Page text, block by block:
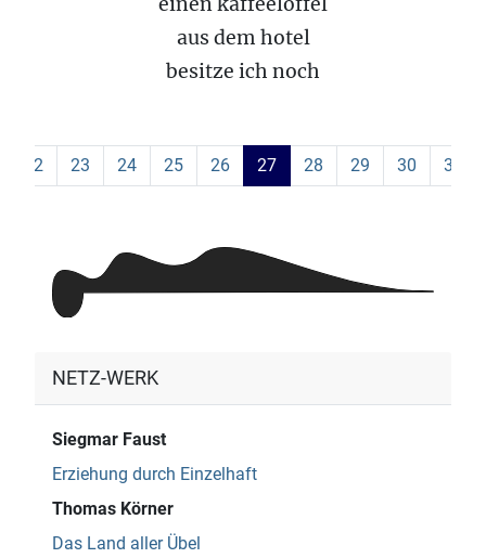
aus dem hotel
besitze ich noch
22 23 24 25 26 27 28 29 30 31
NETZ-WERK
Siegmar Faust
Erziehung durch Einzelhaft
Thomas Körner
Das Land aller Übel